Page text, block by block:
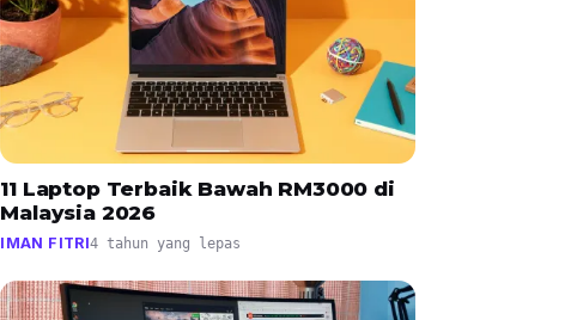
11 Laptop Terbaik Bawah RM3000 di
Malaysia 2026
IMAN FITRI4 tahun yang lepas